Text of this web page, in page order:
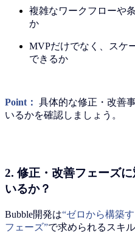
複雑なワークフローや
か
MVPだけでなく、スケ
できるか
Point： 具体的な修正・改善
いるかを確認しましょう。
2. 修正・改善フェーズ
いるか？
Bubble開発は“ゼロから構築
フェーズ”で求められるスキ